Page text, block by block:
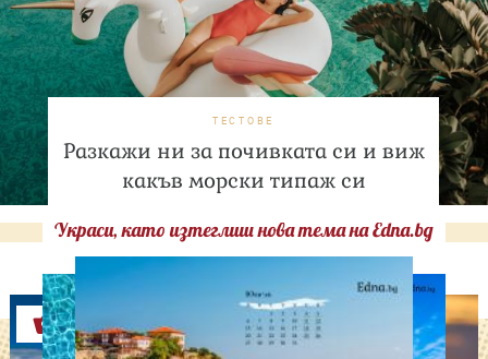
ТЕСТОВЕ
Разкажи ни за почивката си и виж
какъв морски типаж си
Украси, като изтеглиш нова тема на Edna.bg
Оферти